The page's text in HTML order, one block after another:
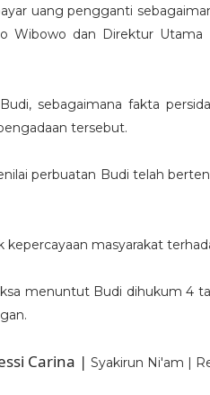
uang pengganti
Wibowo dan Direktur
sebagaimana fakta
tersebut.
perbuatan Budi telah
kepercayaan masyarakat
menuntut Budi dihukum 4
Carina | Syakirun Ni'am |